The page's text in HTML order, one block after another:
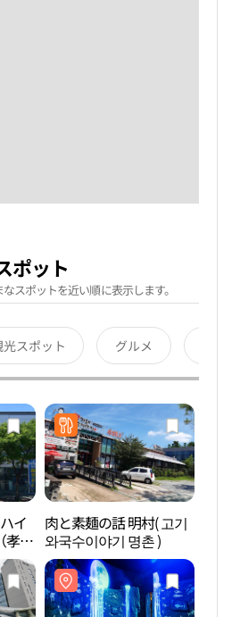
ポット
スポットを近い順に表示します。
光スポット グルメ
イ
孝
효
肉と素麺の話 明村( 고기
와국수이야기 명촌 )